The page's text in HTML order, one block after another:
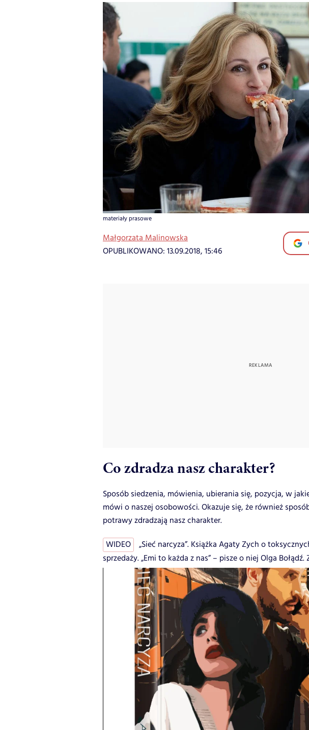
materiały prasowe
Małgorzata Malinowska
OPUBLIKOWANO: 13.09.2018, 15:46
Co zdradza nasz charakter?
Sposób siedzenia, mówienia, ubierania się, pozycja, w
mówi o naszej osobowości. Okazuje się, że również
potrawy zdradzają nasz charakter.
WIDEO
„Sieć narcyza”. Książka Agaty Zych o
sprzedaży. „Emi to każda z nas” – pisze o niej Olga